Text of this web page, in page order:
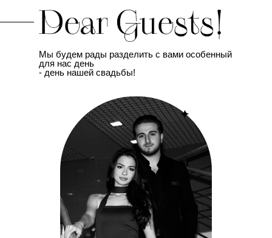
Мы будем рады разделить с вами особенный
для нас день
- день нашей свадьбы!